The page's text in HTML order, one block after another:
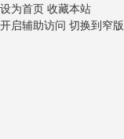
设为首页 收藏本站
开启辅助访问 切换到窄版